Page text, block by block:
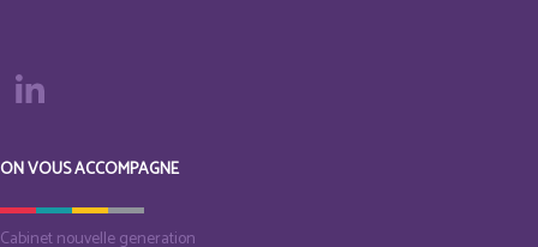
ON VOUS ACCOMPAGNE
Cabinet nouvelle generation